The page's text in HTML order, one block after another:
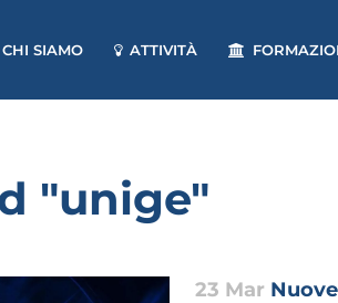
CHI SIAMO ATTIVITÀ
"unige"
23 Mar